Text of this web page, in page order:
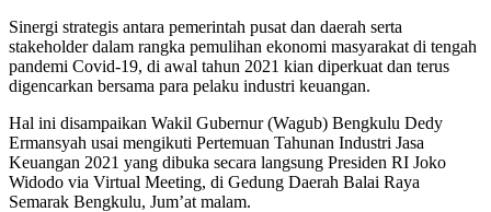
Sinergi strategis antara pemerintah pusat dan daerah serta
stakeholder dalam rangka pemulihan ekonomi masyarakat di tengah
pandemi Covid-19, di awal tahun 2021 kian diperkuat dan terus
digencarkan bersama para pelaku industri keuangan.
Hal ini disampaikan Wakil Gubernur (Wagub) Bengkulu Dedy
Ermansyah usai mengikuti Pertemuan Tahunan Industri Jasa
Keuangan 2021 yang dibuka secara langsung Presiden RI Joko
Widodo via Virtual Meeting, di Gedung Daerah Balai Raya
Semarak Bengkulu, Jum’at malam.